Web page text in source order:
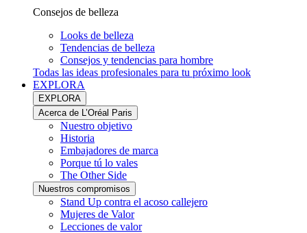
Consejos de belleza
Looks de belleza
Tendencias de belleza
Consejos y tendencias para hombre
Todas las ideas profesionales para tu próximo look
EXPLORA
EXPLORA
Acerca de L’Oréal Paris
Nuestro objetivo
Historia
Embajadores de marca
Porque tú lo vales
The Other Side
Nuestros compromisos
Stand Up contra el acoso callejero
Mujeres de Valor
Lecciones de valor